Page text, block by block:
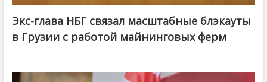
Экс-глава НБГ связал масштабные блэкауты
в Грузии с работой майнинговых ферм